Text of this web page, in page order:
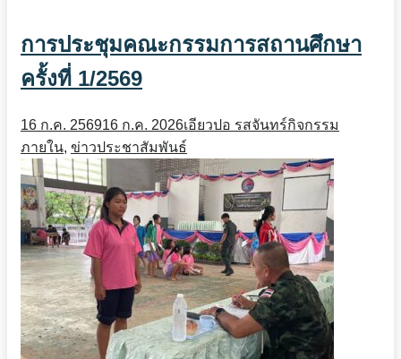
การประชุมคณะกรรมการสถานศึกษา
ครั้งที่ 1/2569
16 ก.ค. 256916 ก.ค. 2026เอียวปอ รสจันทร์กิจกรรม
ภายใน, ข่าวประชาสัมพันธ์